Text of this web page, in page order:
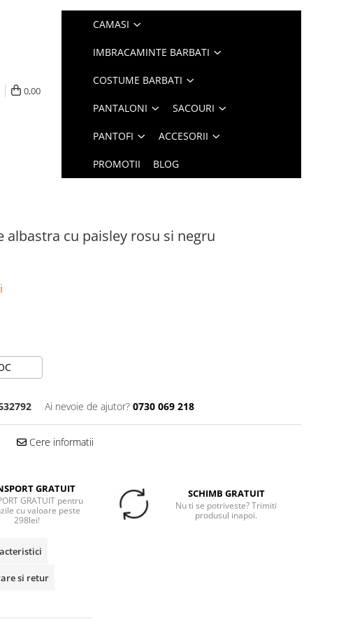
0,00
CAMASI
IMBRACAMINTE BARBATI
COSTUME BARBATI
PANTALONI SACOURI
PANTOFI ACCESORII
PROMOTII BLOG
albastra cu paisley rosu si negru
Ai nevoie de ajutor? 0730 069 218
Cere informatii
GRATUIT
GRATUIT pentru
cu valoare peste
298lei!
SCHIMB GRATUIT
Nu ti se potriveste? Trimiti
produsul inapoi.
si retur